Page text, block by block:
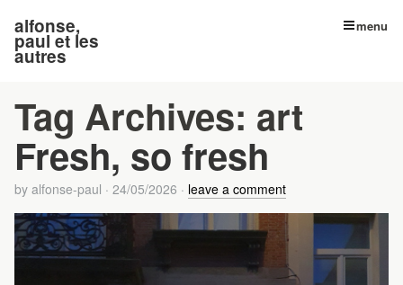
alfonse,
paul et les
autres
menu
Tag Archives: art
Fresh, so fresh
by alfonse-paul · 24/05/2026 · leave a comment